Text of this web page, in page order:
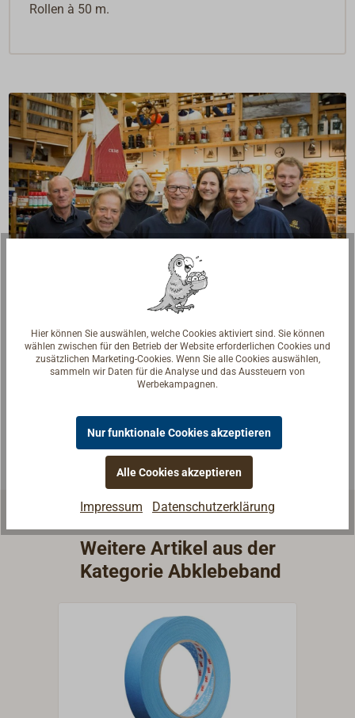
Rollen à 50 m.
Fragen zum Artikel?
Reden Sie mit Handwerkern, Bootsbauern und
Seglerinnen. Wir verstehen Ihre Fragen und geben die
Experten kontaktieren
Weitere Artikel aus der
Kategorie Abklebeband
Hier können Sie auswählen, welche Cookies aktiviert sind. Sie können
wählen zwischen für den Betrieb der Website erforderlichen Cookies und
zusätzlichen Marketing-Cookies. Wenn Sie alle Cookies auswählen,
sammeln wir Daten für die Analyse und das Aussteuern von
Werbekampagnen.
Nur funktionale Cookies akzeptieren
Alle Cookies akzeptieren
Impressum Datenschutzerklärung